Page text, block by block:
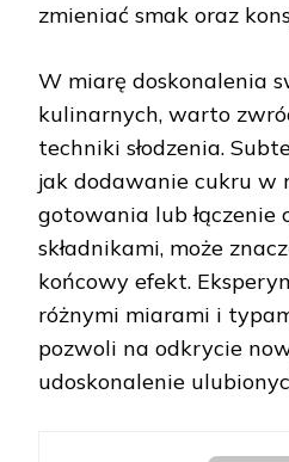
zmieniać smak oraz
W miarę doskonalenia
kulinarnych, warto
techniki słodzenia.
jak dodawanie cukru w
gotowania lub łączenie
składnikami, może
końcowy efekt.
różnymi miarami i
pozwoli na odkrycie
udoskonalenie